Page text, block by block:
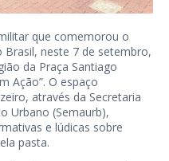
que comemorou o
Brasil, neste 7 de setembro,
da Praça Santiago
Ação”. O espaço
através da Secretaria
Urbano (Semaurb),
e lúdicas sobre
pasta.